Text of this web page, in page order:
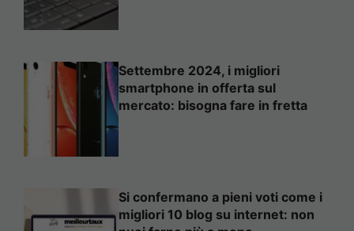
Settembre 2024, i migliori
smartphone in offerta sul
mercato: bisogna fare in fretta
Si confermano a pieni voti come i
migliori 10 blog su internet: non